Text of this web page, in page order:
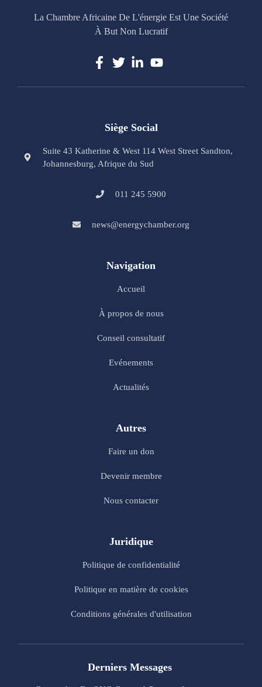
La Chambre Africaine De L'énergie Est Une Société
À But Non Lucratif
Siège Social
Suite 43 Katherine & West 114 West Street Sandton,
Johannesburg, Afrique du Sud
011 245 5900
news@energychamber.org
Navigation
Accueil
À propos de nous
Conseil consultatif
Evénements
Actualités
Autres
Faire un don
Devenir membre
Nous contacter
Juridique
Politique de confidentialité
Politique en matière de cookies
Conditions générales d'utilisation
Derniers Messages